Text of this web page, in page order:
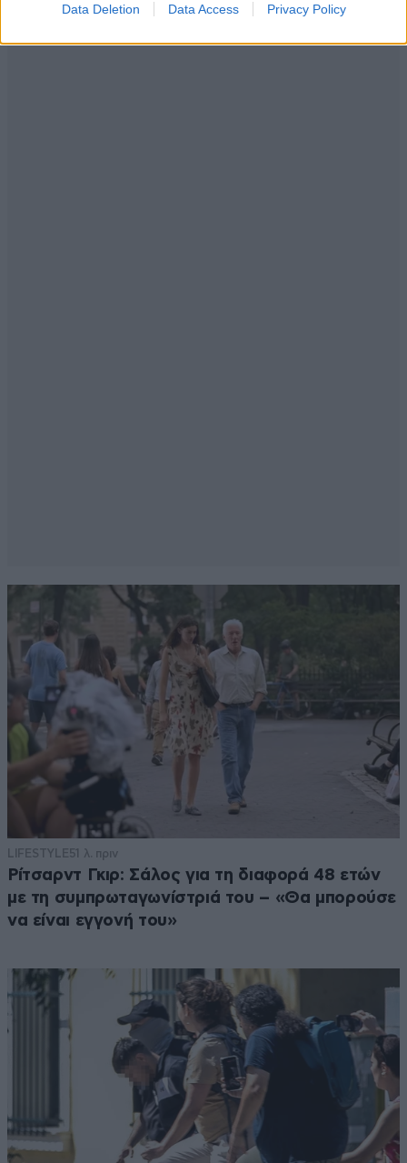
Data Deletion Data Access Privacy Policy
LIFESTYLE51 λ. πριν
Ρίτσαρντ Γκιρ: Σάλος για τη διαφορά 48 ετών
με τη συμπρωταγωνίστριά του – «Θα μπορούσε
να είναι εγγονή του»